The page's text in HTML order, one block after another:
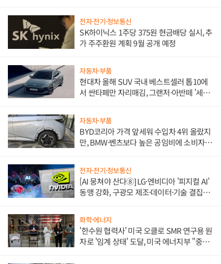
전자·전기·정보통신
SK하이닉스 1주당 375원 현금배당 실시, 추
가 주주환원 계획 9월 공개 예정
자동차·부품
현대차 올해 SUV 국내 베스트셀러 톱10에
서 싼타페만 자리매김, 그랜저·아반떼 '세단
자동차·부품
BYD코리아 가격 앞세워 수입차 4위 올랐지
만, BMW·벤츠보다 높은 공임비에 소비자
전자·전기·정보통신
[AI 뭉쳐야 산다⑧] LG·엔비디아 '피지컬 AI'
동맹 강화, 구광모 제조·데이터·기술 결집
화학·에너지
'한수원 협력사' 미국 오클로 SMR 연구용 원
자로 '임계 상태' 도달, 미국 에너지부 "중요